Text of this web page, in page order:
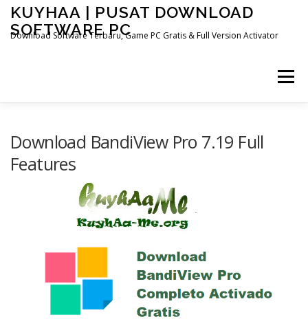
Skip
content
KUYHAA | PUSAT DOWNLOAD
SOFTWARE PC
Download Software Terbaru, Game PC Gratis & Full Version Activator
Menu
OTHER PAGES
Download BandiView Pro 7.19 Full
Features